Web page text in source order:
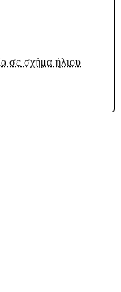
σε σχήμα ήλιου